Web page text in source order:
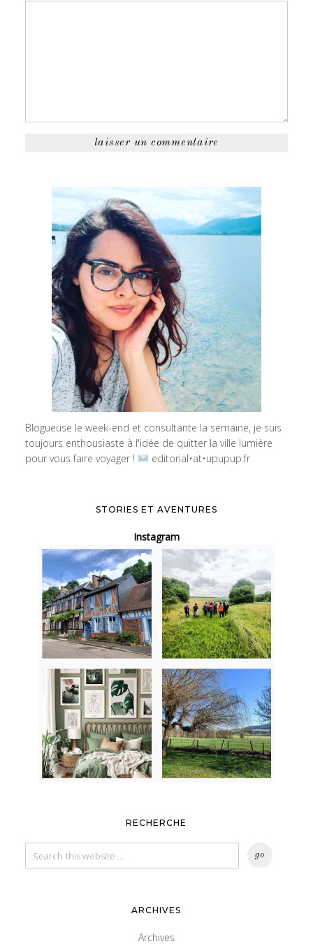
Blogueuse le week-end et consultante la semaine, je suis
toujours enthousiaste à l'idée de quitter la ville lumière
pour vous faire voyager !
editorial•at•upupup.fr
STORIES ET AVENTURES
Instagram
RECHERCHE
ARCHIVES
Archives